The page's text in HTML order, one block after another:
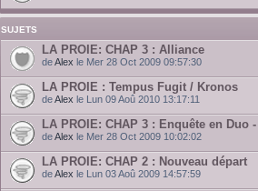
SUJETS
LA PROIE: CHAP 3 : Alliance
deAlex le Mer 28 Oct 2009 09:57:30
LA PROIE : Tempus Fugit / Kronos
deAlex le Lun 09 Aoû 2010 13:17:11
LA PROIE: CHAP 3 : Enquête en Duo
deAlex le Mer 28 Oct 2009 10:02:02
LA PROIE: CHAP 2 : Nouveau départ
deAlex le Lun 03 Aoû 2009 14:57:59